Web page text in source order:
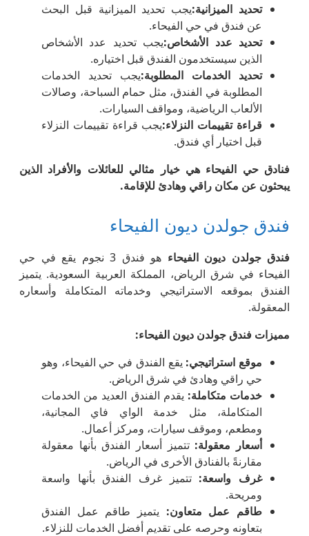
تحديد الميزانية:يجب تحديد الميزانية قبل البحث
عن فندق في حي الفيحاء.
تحديد عدد الأشخاص:يجب تحديد عدد الأشخاص
الذين سيستخدمون الفندق قبل اختياره.
تحديد الخدمات المطلوبة:يجب تحديد الخدمات
المطلوبة في الفندق، مثل حمام السباحة، وصالات
الألعاب الرياضية، ومواقف السيارات.
قراءة تقييمات النزلاء:يجب قراءة تقييمات النزلاء
قبل اختيار أي فندق.
فنادق حي الفيحاء هي خيار مثالي للعائلات والأفراد الذين
يبحثون عن مكان راقي وهادئ للإقامة.
فندق جولدن ديون الفيحاء
فندق جولدن ديون الفيحاء
هو فندق 3 نجوم يقع في حي
الفيحاء في شرق الرياض، المملكة العربية السعودية. يتميز
الفندق بموقعه الاستراتيجي وخدماته المتكاملة وأسعاره
المعقولة.
مميزات فندق جولدن ديون الفيحاء:
موقع استراتيجي: يقع الفندق في حي الفيحاء، وهو
حي راقي وهادئ في شرق الرياض.
خدمات متكاملة: يقدم الفندق العديد من الخدمات
المتكاملة، مثل خدمة الواي فاي المجانية،
ومطعم، وموقف سيارات، ومركز أعمال.
أسعار معقولة: تتميز أسعار الفندق بأنها معقولة
مقارنةً بالفنادق الأخرى في الرياض.
غرف واسعة: تتميز غرف الفندق بأنها واسعة
ومريحة.
طاقم عمل متعاون: يتميز طاقم عمل الفندق
بتعاونه وحرصه على تقديم أفضل الخدمات للنزلاء.